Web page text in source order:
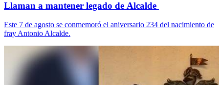
Llaman a mantener legado de Alcalde
Este 7 de agosto se conmemoró el aniversario 234 del nacimiento de
fray Antonio Alcalde.